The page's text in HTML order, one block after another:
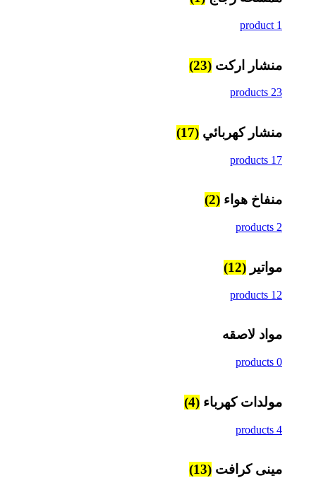
1 product
منشار اركت (23)
23 products
منشار كهربائي (17)
17 products
منفاخ هواء (2)
2 products
مواتير (12)
12 products
مواد لاصقه
0 products
مولدات كهرباء (4)
4 products
مينى كرافت (13)